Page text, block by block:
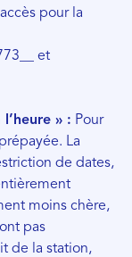
pour la
et
» : Pour
La
de dates,
moins chère,
pas
de la station,